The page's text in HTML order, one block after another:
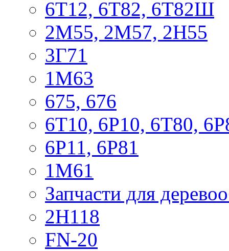
6Т12, 6Т82, 6Т82Ш
2М55, 2М57, 2Н55
3Г71
1М63
675, 676
6Т10, 6Р10, 6Т80,
6Р11, 6Р81
1М61
Запчасти для
2Н118
FN-20